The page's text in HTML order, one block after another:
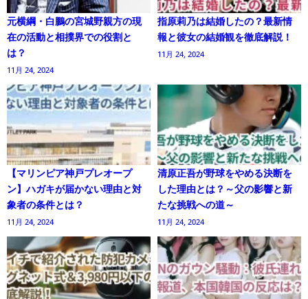
元横綱・白鵬の宮城野親方の現
在の活動と相撲界での役割と
は？
11月 24, 2024
指原莉乃は結婚したの？最新情
報と彼女の結婚観を徹底解説！
11月 24, 2024
【マリンピア神戸プレオープ
ン】ハガキが届かない理由と対
象者の条件とは？
11月 24, 2024
清原正吾が野球をやめる決断を
した理由とは？～父の影響と新
たな挑戦への道～
11月 24, 2024